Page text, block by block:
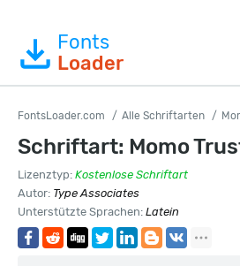
Fonts
Loader
FontsLoader.com Alle Schriftarten
Schriftart: Momo
Lizenztyp: Kostenlose Schriftart
Autor: Type Associates
Unterstützte Sprachen: Latein